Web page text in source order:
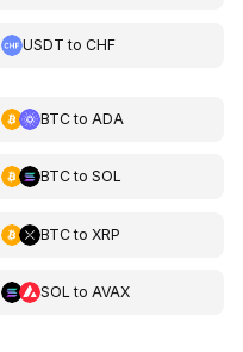
USDT toCHF
BTCto ADA
BTCto SOL
BTCto XRP
SOL to AVAX